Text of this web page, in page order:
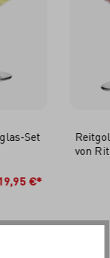
Set
€*
von